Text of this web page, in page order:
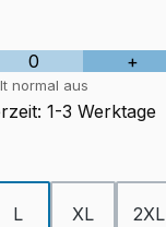
0 +
normal aus
1-3 Werktage
L XL 2XL